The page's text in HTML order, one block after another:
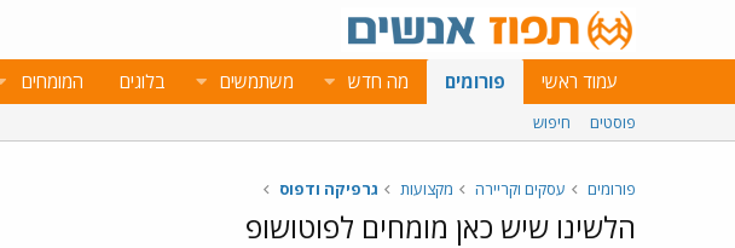
עמוד ראשי פורומים מה חדש משתמשים בלוגים המומחים
פוסטים חיפוש
פורומים עסקים וקריירה מקצועות גרפיקה ודפוס
הלשינו שיש כאן מומחים לפוטושופ